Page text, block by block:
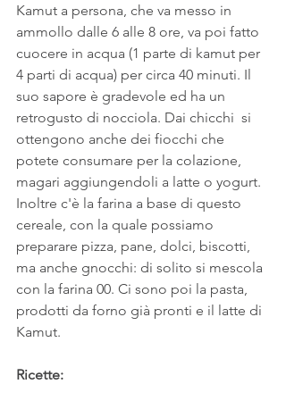
Kamut a persona, che va messo in
ammollo dalle 6 alle 8 ore, va poi fatto
cuocere in acqua (1 parte di kamut per
4 parti di acqua) per circa 40 minuti. Il
suo sapore è gradevole ed ha un
retrogusto di nocciola. Dai chicchi  si
ottengono anche dei fiocchi che
potete consumare per la colazione,
magari aggiungendoli a latte o yogurt.
Inoltre c'è la farina a base di questo
cereale, con la quale possiamo
preparare pizza, pane, dolci, biscotti,
ma anche gnocchi: di solito si mescola
con la farina 00. Ci sono poi la pasta,
prodotti da forno già pronti e il latte di
Kamut.
Ricette: